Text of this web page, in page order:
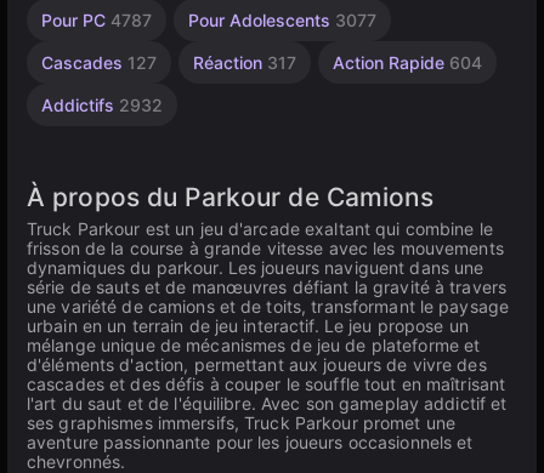
Pour PC 4787 Pour Adolescents 3077
Cascades 127 Réaction 317 Action Rapide 604
Addictifs 2932
Véhicules
Saut
Crash
Voiture
Agilité
Bureau
À 1
4121
Chronométrage
Indépendants
Trafic
Construction
Haute
3572
Russes
Navigateur
Unity
ligne
À propos du Parkour de Camions
Truck Parkour est un jeu d'arcade exaltant qui combine le
frisson de la course à grande vitesse avec les mouvements
dynamiques du parkour. Les joueurs naviguent dans une
série de sauts et de manœuvres défiant la gravité à travers
une variété de camions et de toits, transformant le paysage
urbain en un terrain de jeu interactif. Le jeu propose un
mélange unique de mécanismes de jeu de plateforme et
d'éléments d'action, permettant aux joueurs de vivre des
cascades et des défis à couper le souffle tout en maîtrisant
l'art du saut et de l'équilibre. Avec son gameplay addictif et
ses graphismes immersifs, Truck Parkour promet une
aventure passionnante pour les joueurs occasionnels et
chevronnés.